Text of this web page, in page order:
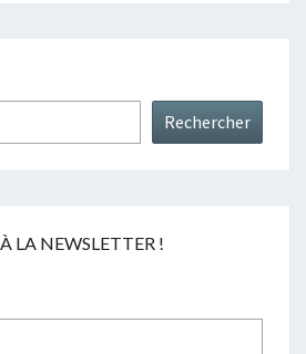
Rechercher
LA NEWSLETTER !